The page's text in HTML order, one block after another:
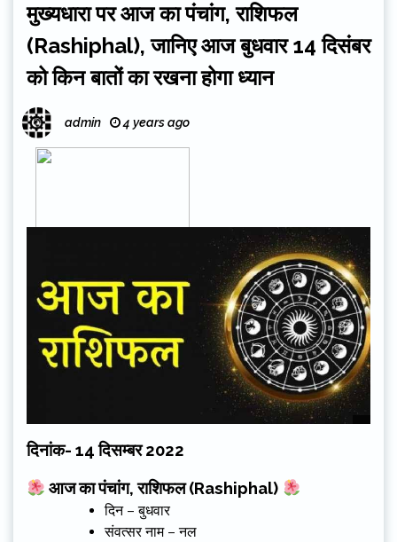
मुख्यधारा पर आज का पंचांग, राशिफल
(Rashiphal), जानिए आज बुधवार 14 दिसंबर
को किन बातों का रखना होगा ध्यान
admin 4 years ago
दिनांक- 14 दिसम्बर 2022
आज का पंचांग, राशिफल(Rashiphal)
दिन – बुधवार
संवत्सर नाम – नल